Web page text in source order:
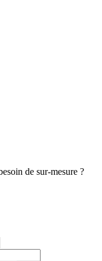
de sur-mesure ?